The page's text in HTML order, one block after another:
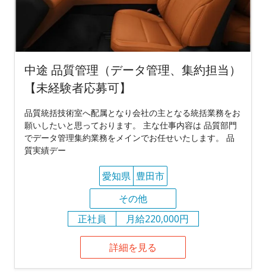
中途 品質管理（データ管理、集約担当）
【未経験者応募可】
品質統括技術室へ配属となり会社の主となる統括業務をお
願いしたいと思っております。 主な仕事内容は 品質部門
でデータ管理集約業務をメインでお任せいたします。 品
質実績デー
愛知県 豊田市
その他
正社員
月給220,000円
詳細を見る